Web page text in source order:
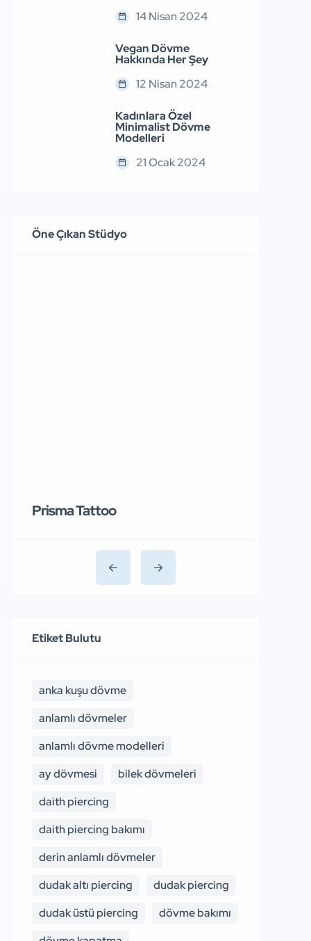
14 Nisan 2024
Vegan Dövme
Hakkında Her Şey
12 Nisan 2024
Kadınlara Özel
Minimalist Dövme
Modelleri
21 Ocak 2024
Öne Çıkan Stüdyo
Prisma Tattoo
Etiket Bulutu
anka kuşu dövme
anlamlı dövmeler
anlamlı dövme modelleri
ay dövmesi
bilek dövmeleri
daith piercing
daith piercing bakımı
derin anlamlı dövmeler
dudak altı piercing
dudak piercing
dudak üstü piercing
dövme bakımı